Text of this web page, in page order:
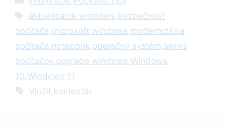
Značky
aktualizácie windows bezpečnosť
počítača microsoft windows modernizácia
počítača notebook operačný systém servis
počítačov, upgrade windows Windows
10 Windows 11
Vložiť komentár